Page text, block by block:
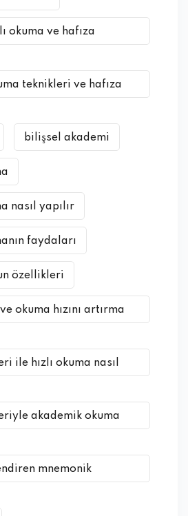
okuma ve hafıza
teknikleri ve hafıza
bilişsel akademi
nasıl yapılır
faydaları
özellikleri
okuma hızını artırma
ile hızlı okuma nasıl
akademik okuma
mnemonik